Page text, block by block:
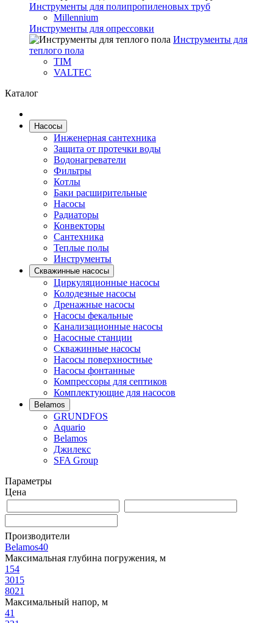
Инструменты для полипропиленовых труб
Millennium
Инструменты для опрессовки
Инструменты для
теплого пола
TIM
VALTEC
Каталог
Насосы
Инженерная сантехника
Защита от протечки воды
Водонагреватели
Фильтры
Котлы
Баки расширительные
Насосы
Радиаторы
Конвекторы
Сантехника
Теплые полы
Инструменты
Скважинные насосы
Циркуляционные насосы
Колодезные насосы
Дренажные насосы
Насосы фекальные
Канализационные насосы
Насосные станции
Скважинные насосы
Насосы поверхностные
Насосы фонтанные
Компрессоры для септиков
Комплектующие для насосов
Belamos
GRUNDFOS
Aquario
Belamos
Джилекс
SFA Group
Параметры
Цена
Производители
Belamos40
Максимальная глубина погружения, м
154
3015
8021
Максимальный напор, м
41